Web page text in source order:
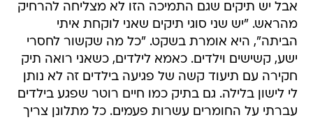
אבל יש תיקים שגם התמיכה הזו לא מצליחה להרחיק
מהראש. "יש שני סוגי תיקים שאני לוקחת איתי
הביתה", היא אומרת בשקט. "כל מה שקשור לחסרי
ישע, קשישים וילדים. כאמא לילדים, כשאני רואה תיק
חקירה עם תיעוד קשה של פגיעה בילדים זה לא נותן
לי לישון בלילה. גם בתיק כמו חיים רוטר שפגע בילדים
עברתי על החומרים עשרות פעמים. כל מתלונן צריך